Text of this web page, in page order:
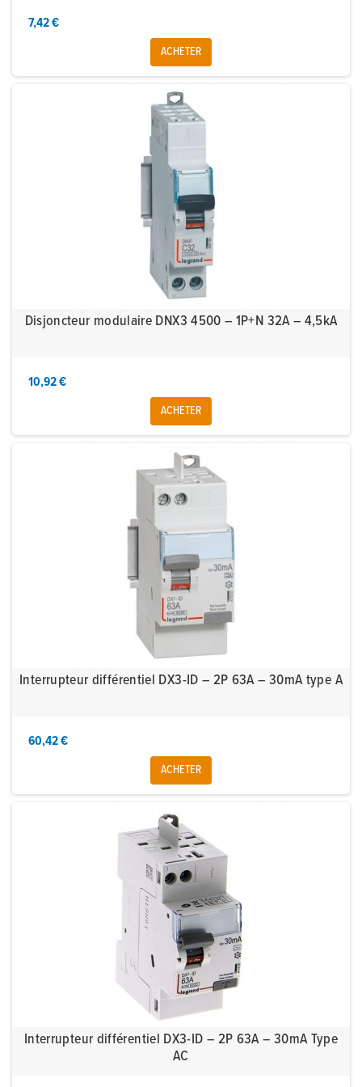
7,42 €
ACHETER
Disjoncteur modulaire DNX3 4500 – 1P+N 32A – 4,5kA
10,92 €
ACHETER
Interrupteur différentiel DX3-ID – 2P 63A – 30mA type A
60,42 €
ACHETER
Interrupteur différentiel DX3-ID – 2P 63A – 30mA Type
AC